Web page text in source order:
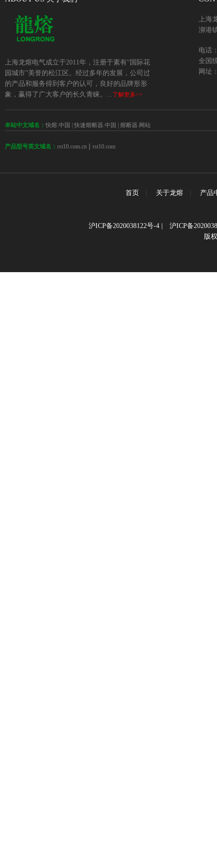
上海龙熔电气成立于2011年，注册于素有“国际花
园城市”美誉的松江区。经过多年的发展，公司过
的产品和服务得到客户的认可，良好的品牌形形
象，赢得了广大客户的长久青睐。...了解更多>>
上海
泖港
电话
全国
网址
本站中文域名： 快熔.中国 快速熔断器.中国 熔断器.网站
产品型号英文域名： rst10.com.cn | rst10.com
首页 关于龙熔 产品
沪ICP备2020038122号-4| 沪ICP备
版